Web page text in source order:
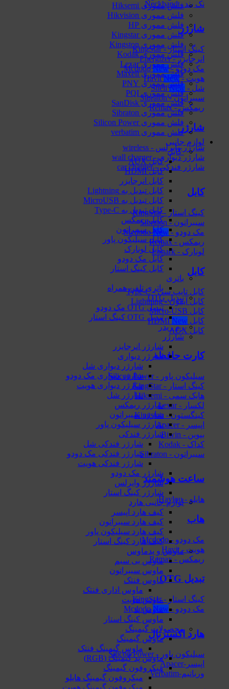
نک بند - Neckband
شارژر
کینگ استار - KingStar
انرجایزر - Energizer
مک دودو - Mcdodo
هویت - Havit
شل - Shell
سیبراتون - Sibraton
ریمکس - Remax
شارژر
شارژر وایرلس - wireless
شارژر دیواری - wall charger
شارژر فندکی - car charger
کابل
کینگ استار - KingStar
سیبراتون - Sibraton
مک دودو - Mcdodo
ریمکس - Remax
لونارک - Lonark
کابل
کابل تایپ سی - Type-C
کابل آیفون - Lightning
کابل Micro-USB
کابل HDMI
کابل AUX
کارت حافظه
سیلیکون پاور - Silicon Power
کینگ استار - KingStar
هایک‌ سمی - Hiksemi
لکسار - Lexar
کینگستون - Kingston
اپیسر - Apacer
بیوین - Biwin
کداک - Kodak
سیبراتون - Sibraton
ساعت هوشمند
هایلو - Haylou
هاب
مک دودو - Mcdodo
هویت - Havit
ریمکس - Remax
تبدیل OTG
کینگ استار - KingStar
مک دودو - Mcdodo
هارد اکسترنال
سیلیکون پاور - Silicon Power
اپیسر-Apacer
ورباتیم-Verbatim
فلش مموری Hiksemi
فلش مموری Hikvision
فلش مموری HP
فلش مموری Kingstar
فلش مموری Kingston
فلش مموری Kodak
فلش مموری Lexar
فلش مموری Maxell
فلش مموری PNY
فلش مموری PQI
فلش مموری SanDisk
فلش مموری Sibraton
فلش مموری Silicon Power
فلش مموری verbatim
لوازم جانبی
کابل
کابل AUX
کابل HDMI
کابل انرجایزر
کابل تبدیل به Lightning
کابل تبدیل به MicroUSB
کابل تبدیل به Type-C
کابل ریمکس
کابل سیبراتون
کابل سیلیکون پاور
کابل لونارک
کابل مک دودو
کابل کینگ استار
باتری
باتری تلفن همراه
تبدیل OTG
تبدیل OTG مک دودو
تبدیل OTG کینگ استار
رم ریدر
شارژر
شارژر انرجایزر
شارژر دیواری
شارژر دیواری شل
شارژر دیواری مک دودو
شارژر دیواری هویت
شارژر شل
شارژر ریمکس
شارژر سیبراتون
شارژر سیلیکون پاور
شارژر فندکی
شارژر فندکی شل
شارژر فندکی مک دودو
شارژر فندکی هویت
شارژر مک دودو
شارژر وایرلس
شارژر کینگ استار
لوازم جانبی هارد
کیف هارد اپیسر
کیف هارد سیبراتون
کیف هارد سیلیکون پاور
کیف هارد کینگ استار
ماوس و پدماوس
ماوس بی سیم
ماوس سیبراتون
ماوس فنتک
ماوس اداری فنتک
ماوس هویت
ماوس پد
ماوس کینگ استار
محصولات گیمینگ
ماوس گیمینگ
ماوس گیمینگ فنتک
ماوس‌ پد گیمینگ (RGB)
میکروفون گیمینگ
میکروفون گیمینگ هایلو